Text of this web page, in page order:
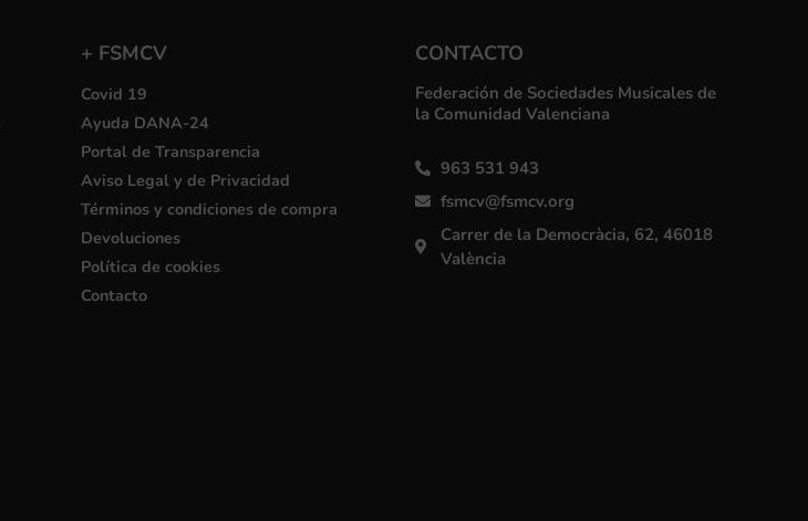
+ FSMCV
Covid 19
Ayuda DANA-24
Portal de Transparencia
Aviso Legal y de Privacidad
Términos y condiciones de compra
Devoluciones
Política de cookies
Contacto
CONTACTO
Federación de Sociedades Musicales de
la Comunidad Valenciana
963 531 943
fsmcv@fsmcv.org
Carrer de la Democràcia, 62, 46018
València